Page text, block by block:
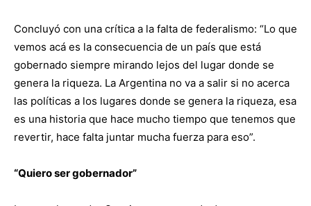
Concluyó con una crítica a la falta de federalismo: “Lo que
vemos acá es la consecuencia de un país que está
gobernado siempre mirando lejos del lugar donde se
genera la riqueza. La Argentina no va a salir si no acerca
las políticas a los lugares donde se genera la riqueza, esa
es una historia que hace mucho tiempo que tenemos que
revertir, hace falta juntar mucha fuerza para eso”.
“Quiero ser gobernador”